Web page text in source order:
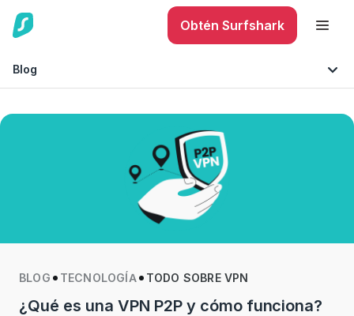
Obtén Surfshark
Blog
Seguridad en Internet
Consejos y sugerencias
BLOG TECNOLOGÍA TODO SOBRE VPN
¿Qué es una VPN P2P y cómo funciona?